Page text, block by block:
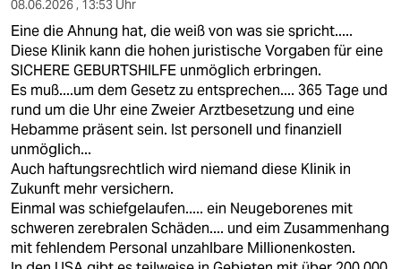
08.06.2026 , 13:53 Uhr
Eine die Ahnung hat, die weiß von was sie spricht.....
Diese Klinik kann die hohen juristische Vorgaben für eine
SICHERE GEBURTSHILFE unmöglich erbringen.
Es muß....um dem Gesetz zu entsprechen.... 365 Tage und
rund um die Uhr eine Zweier Arztbesetzung und eine
Hebamme präsent sein. Ist personell und finanziell
unmöglich...
Auch haftungsrechtlich wird niemand diese Klinik in
Zukunft mehr versichern.
Einmal was schiefgelaufen..... ein Neugeborenes mit
schweren zerebralen Schäden.... und eim Zusammenhang
mit fehlendem Personal unzahlbare Millionenkosten.